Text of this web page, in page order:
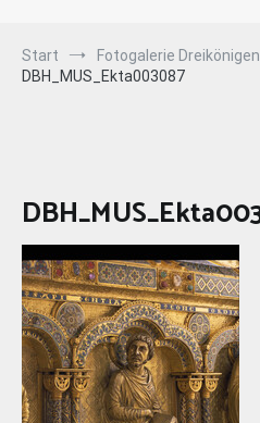
Start
Fotogalerie
DBH_MUS_Ekta003087